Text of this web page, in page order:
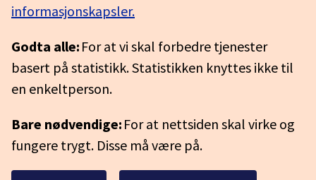
informasjonskapsler.
Godta alle: For at vi skal forbedre tjenester
basert på statistikk. Statistikken knyttes ikke til
en enkeltperson.
Bare nødvendige: For at nettsiden skal virke og
fungere trygt. Disse må være på.